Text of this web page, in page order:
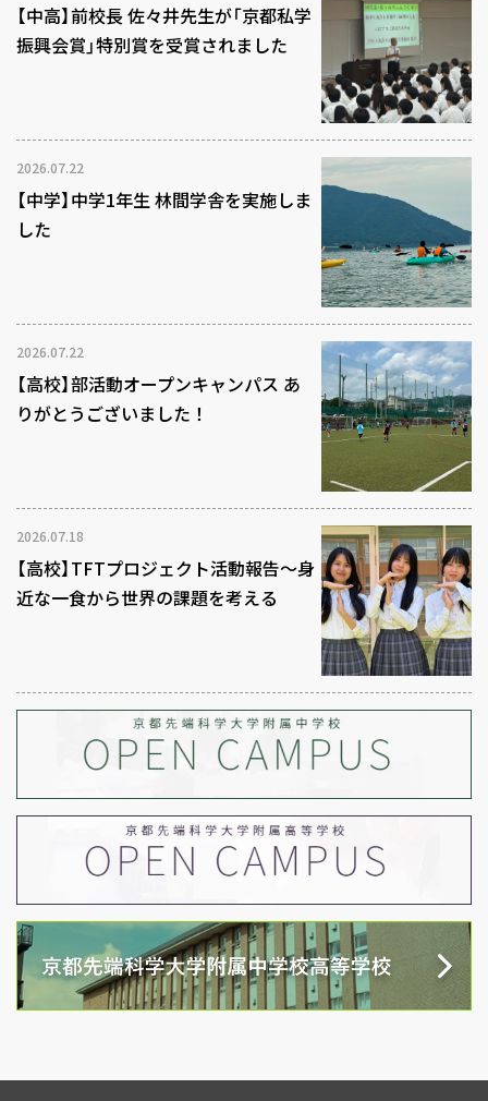
【中高】前校長 佐々井先生が「京都私学
振興会賞」特別賞を受賞されました
2026.07.22
【中学】中学1年生 林間学舎を実施しま
した
2026.07.22
【高校】部活動オープンキャンパス あ
りがとうございました！
2026.07.18
【高校】TFTプロジェクト活動報告～身
近な一食から世界の課題を考える